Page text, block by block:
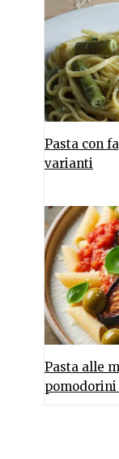
Pasta con
varianti
Pasta alle